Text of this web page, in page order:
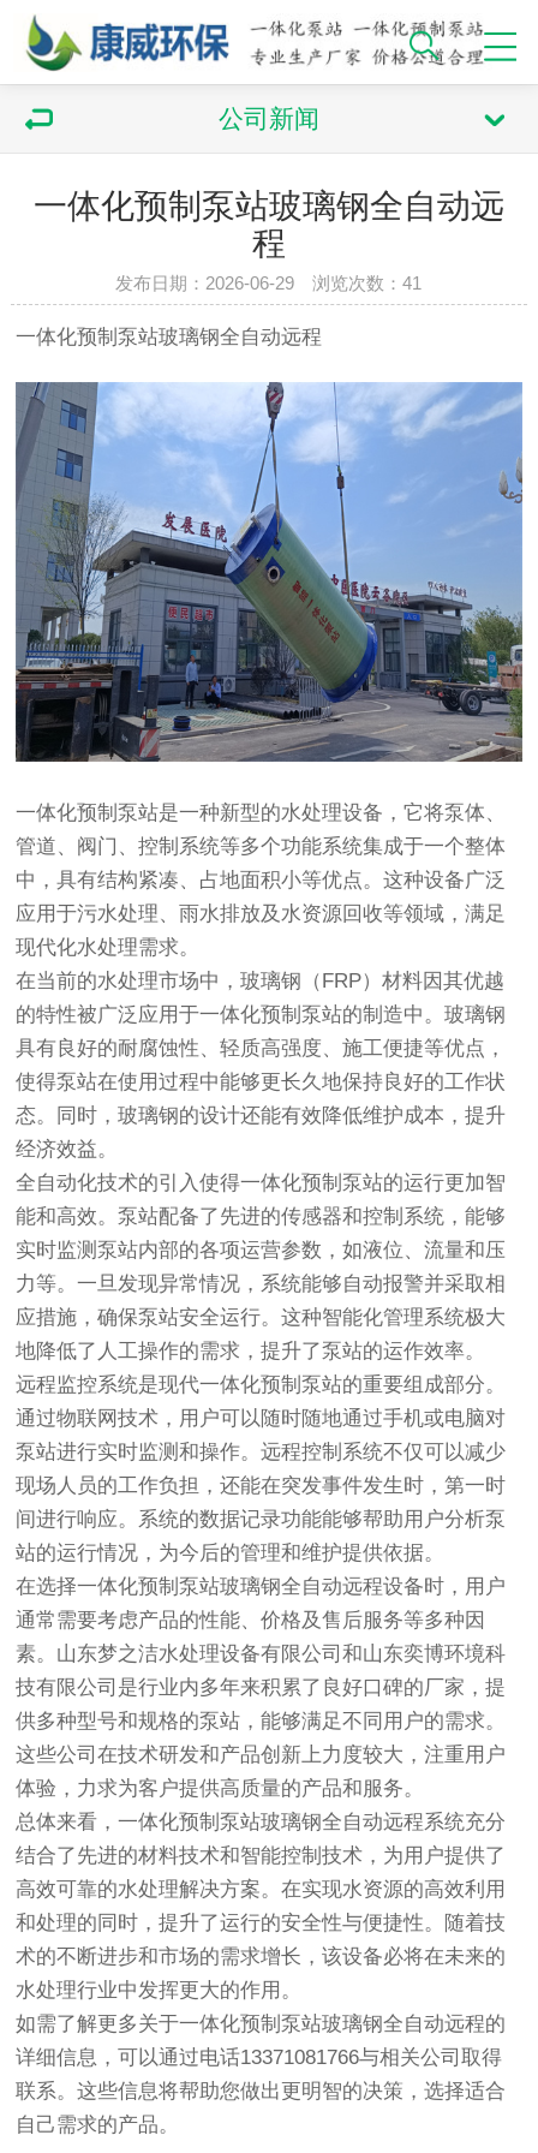
公司新闻
一体化预制泵站玻璃钢全自动远
程
发布日期：2026-06-29 浏览次数：41
一体化预制泵站玻璃钢全自动远程
一体化预制泵站是一种新型的水处理设备，它将泵体、
管道、阀门、控制系统等多个功能系统集成于一个整体
中，具有结构紧凑、占地面积小等优点。这种设备广泛
应用于污水处理、雨水排放及水资源回收等领域，满足
现代化水处理需求。
在当前的水处理市场中，玻璃钢（FRP）材料因其优越
的特性被广泛应用于一体化预制泵站的制造中。玻璃钢
具有良好的耐腐蚀性、轻质高强度、施工便捷等优点，
使得泵站在使用过程中能够更长久地保持良好的工作状
态。同时，玻璃钢的设计还能有效降低维护成本，提升
经济效益。
全自动化技术的引入使得一体化预制泵站的运行更加智
能和高效。泵站配备了先进的传感器和控制系统，能够
实时监测泵站内部的各项运营参数，如液位、流量和压
力等。一旦发现异常情况，系统能够自动报警并采取相
应措施，确保泵站安全运行。这种智能化管理系统极大
地降低了人工操作的需求，提升了泵站的运作效率。
远程监控系统是现代一体化预制泵站的重要组成部分。
通过物联网技术，用户可以随时随地通过手机或电脑对
泵站进行实时监测和操作。远程控制系统不仅可以减少
现场人员的工作负担，还能在突发事件发生时，第一时
间进行响应。系统的数据记录功能能够帮助用户分析泵
站的运行情况，为今后的管理和维护提供依据。
在选择一体化预制泵站玻璃钢全自动远程设备时，用户
通常需要考虑产品的性能、价格及售后服务等多种因
素。山东梦之洁水处理设备有限公司和山东奕博环境科
技有限公司是行业内多年来积累了良好口碑的厂家，提
供多种型号和规格的泵站，能够满足不同用户的需求。
这些公司在技术研发和产品创新上力度较大，注重用户
体验，力求为客户提供高质量的产品和服务。
总体来看，一体化预制泵站玻璃钢全自动远程系统充分
结合了先进的材料技术和智能控制技术，为用户提供了
高效可靠的水处理解决方案。在实现水资源的高效利用
和处理的同时，提升了运行的安全性与便捷性。随着技
术的不断进步和市场的需求增长，该设备必将在未来的
水处理行业中发挥更大的作用。
如需了解更多关于一体化预制泵站玻璃钢全自动远程的
详细信息，可以通过电话13371081766与相关公司取得
联系。这些信息将帮助您做出更明智的决策，选择适合
自己需求的产品。